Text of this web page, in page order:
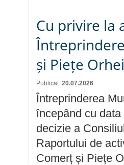
Cu privire la
și Piețe
Publicat: 20.07.2026
Întreprinderea
începând cu
decizie a
Raportului de
Comerț și Piețe